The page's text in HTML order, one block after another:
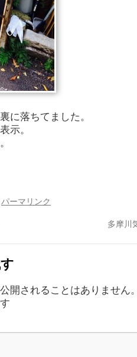
に落ちてました。
示。
パーマリンク
多摩川
開されることはありません